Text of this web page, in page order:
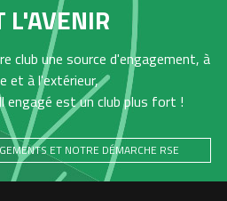
L'AVENIR
club une source d'engagement, à
et à l'extérieur,
engagé est un club plus fort !
ET NOTRE DÉMARCHE RSE